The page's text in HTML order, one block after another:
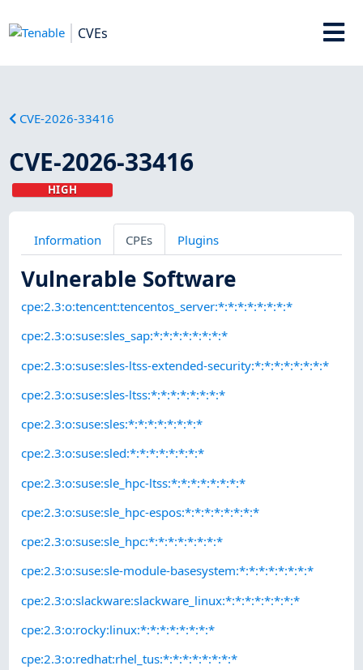
CVEs
CVE-2026-33416
CVE-2026-33416
HIGH
Information CPEs Plugins
Vulnerable Software
cpe:2.3:o:tencent:tencentos_server:*:*:*:*:*:*:*:*
cpe:2.3:o:suse:sles_sap:*:*:*:*:*:*:*:*
cpe:2.3:o:suse:sles-ltss-extended-security:*:*:*:*:*:*:*:*
cpe:2.3:o:suse:sles-ltss:*:*:*:*:*:*:*:*
cpe:2.3:o:suse:sles:*:*:*:*:*:*:*:*
cpe:2.3:o:suse:sled:*:*:*:*:*:*:*:*
cpe:2.3:o:suse:sle_hpc-ltss:*:*:*:*:*:*:*:*
cpe:2.3:o:suse:sle_hpc-espos:*:*:*:*:*:*:*:*
cpe:2.3:o:suse:sle_hpc:*:*:*:*:*:*:*:*
cpe:2.3:o:suse:sle-module-basesystem:*:*:*:*:*:*:*:*
cpe:2.3:o:slackware:slackware_linux:*:*:*:*:*:*:*:*
cpe:2.3:o:rocky:linux:*:*:*:*:*:*:*:*
cpe:2.3:o:redhat:rhel_tus:*:*:*:*:*:*:*:*